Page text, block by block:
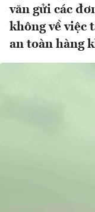
văn gửi các
không về việc
an toàn hàng